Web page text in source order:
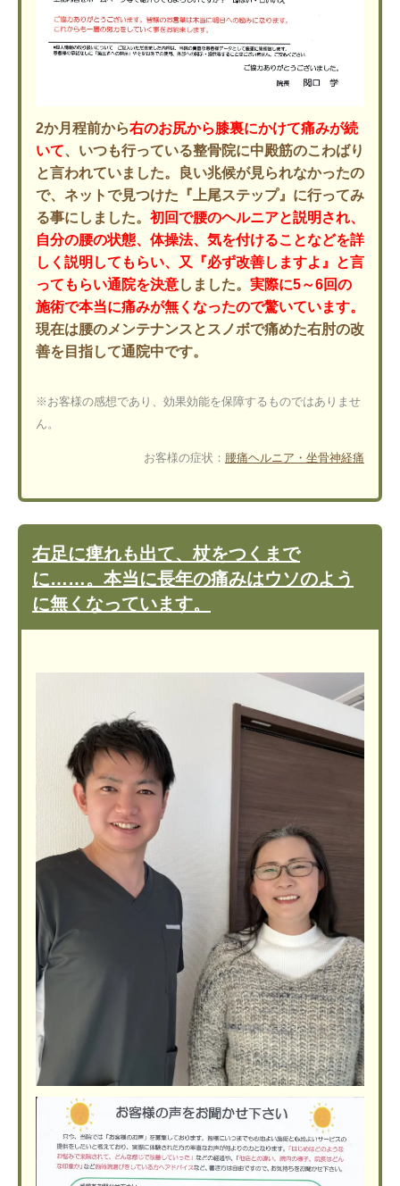
2か月程前から右のお尻から膝裏にかけて痛みが続
いて、いつも行っている整骨院に中殿筋のこわばり
と言われていました。良い兆候が見られなかったの
で、ネットで見つけた『上尾ステップ』に行ってみ
る事にしました。 初回で腰のヘルニアと説明され、
自分の腰の状態、体操法、気を付けることなどを詳
しく説明してもらい、又『必ず改善しますよ』と言
ってもらい通院を決意しました。 実際に5～6回の
施術で本当に痛みが無くなったので驚いています。
現在は腰のメンテナンスとスノボで痛めた右肘の改
善を目指して通院中です。
※お客様の感想であり、効果効能を保障するものではありませ
ん。
お客様の症状： 腰痛ヘルニア・坐骨神経痛
右足に痺れも出て、杖をつくまで
に……。本当に長年の痛みはウソのよう
に無くなっています。